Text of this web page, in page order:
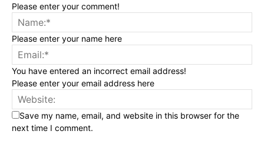
Please enter your comment!
Please enter your name here
You have entered an incorrect email address!
Please enter your email address here
Save my name, email, and website in this browser for the
next time I comment.